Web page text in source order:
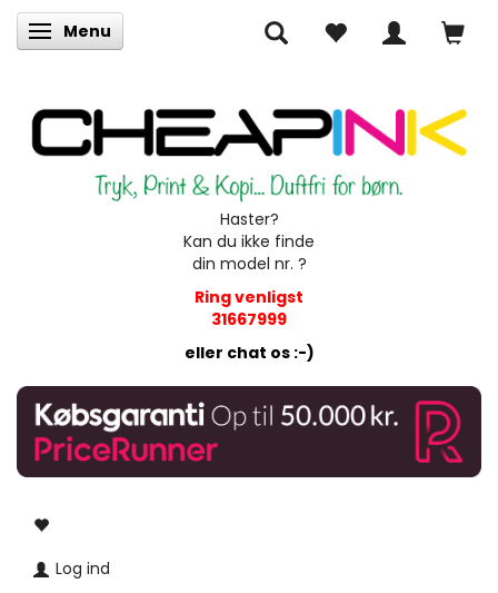
Skifte navigation
Menu
Haster?
Kan du ikke finde
din model nr. ?
Ring venligst
31667999
eller chat os :-)
Log ind